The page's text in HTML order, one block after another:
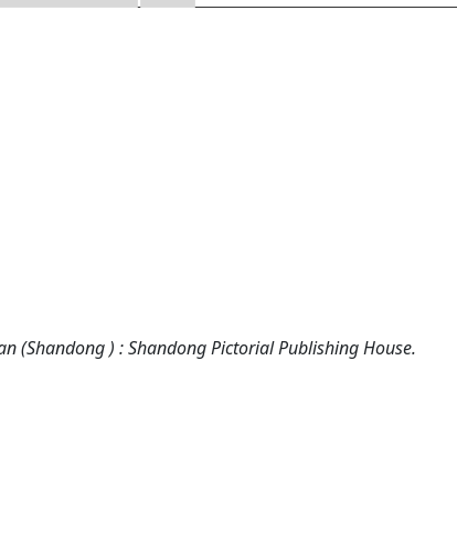
(Shandong ) : Shandong Pictorial Publishing House.